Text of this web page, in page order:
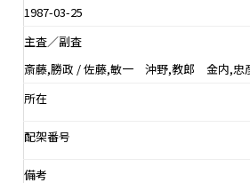
1987-03-25
主査／副査
斎藤,勝政 / 佐藤,敏一 沖野,教郎 金内,忠
所在
配架番号
備考